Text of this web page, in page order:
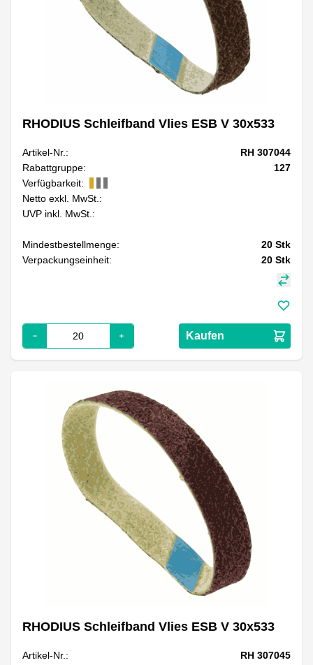
RHODIUS Schleifband Vlies ESB V 30x533
Artikel-Nr.:
RH 307044
Rabattgruppe:
127
Verfügbarkeit:
Netto exkl. MwSt.:
UVP inkl. MwSt.:
Mindestbestellmenge: 20 Stk
Verpackungseinheit:
20 Stk
Kaufen
RHODIUS Schleifband Vlies ESB V 30x533
Artikel-Nr.:
RH 307045